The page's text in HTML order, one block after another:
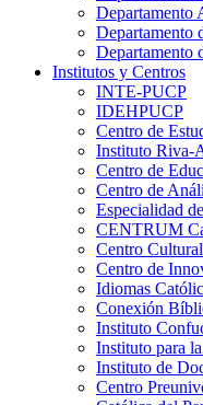
Departamento
Departamento
Departamento
Institutos y Centros
INTE-PUCP
IDEHPUCP
Centro de
Instituto Riva-
Centro de
Centro de
Especialidad
CENTRUM
Centro
Centro de
Idiomas
Conexión
Instituto
Instituto para
Instituto de
Centro